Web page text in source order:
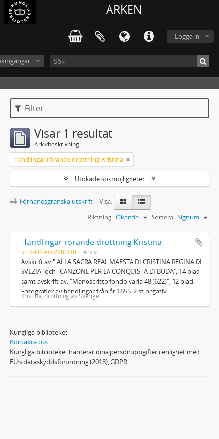
ARKEN
Logga in
Filter
Visar 1 resultat
Arkivbeskrivning
Handlingar rörande drottning Kristina
Utökade sökmöjligheter
Förhandsgranska utskrift
Visa:
Sortera: Signum
Riktning: Ökande
Handlingar rörande drottning Kristina
SE S-HS Acc2007/38 Arkiv
Avskrift av:" ALLA SACRA REAL MAESTA DI CRISTINA REGINA DI
SVEZIA" och "CANZONE PER LA CONQUISTA DI BUDA", 14 blad
samt avskrift av: "Manoscritto fondo varia 48 (622)", 12 blad.
Fotografier av handlingar från år 1655, 2 st negativ.
Kristina, drottning av Sverige
Kungliga biblioteket
Kontakta oss
Kungliga biblioteket hanterar dina personuppgifter i enlighet med
EU:s dataskyddsförordning (2018), GDPR.